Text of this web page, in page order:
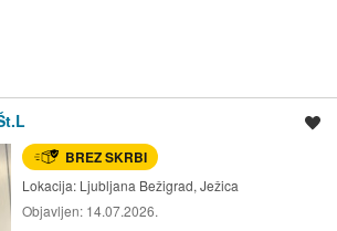
BREZ SKRBI
Lokacija: Ljubljana Bežigrad, Ježica
Objavljen: 14.07.2026.